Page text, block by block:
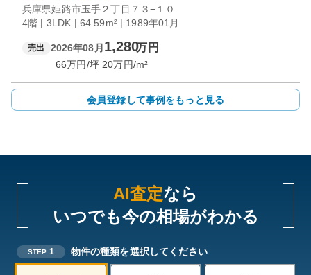
兵庫県姫路市玉手２丁目７３−１０
4階 | 3LDK | 64.59m² | 1989年01月
売出 2026年08月 1,280万円
66万円/坪 20万円/m²
会員登録して事例をもっと見る
AI査定なら
いつでも今の相場がわかる
STEP 1 物件の種類を選択してください